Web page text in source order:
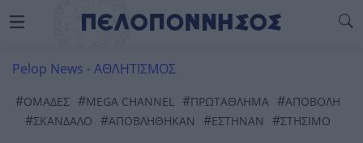
Pelop News -ΑΘΛΗΤΙΣΜΟΣ
#ΟΜΑΔΕΣ #MEGA CHANNEL #ΠΡΩΤΑΘΛΗΜΑ #ΑΠΟΒΟΛΗ
#ΣΚΑΝΔΑΛΟ #ΑΠΟΒΛΗΘΗΚΑΝ #ΕΣΤΗΝΑΝ #ΣΤΉΣΙΜΟ